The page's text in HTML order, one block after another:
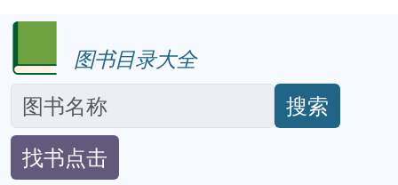
图书目录大全
搜索
找书点击